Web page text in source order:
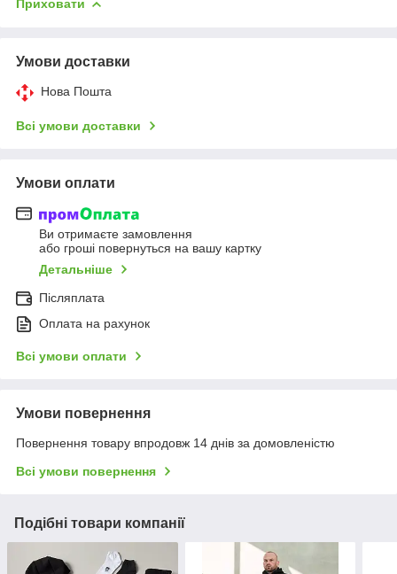
Приховати
Умови доставки
Нова Пошта
Всі умови доставки
Умови оплати
Ви отримаєте замовлення
або гроші повернуться на вашу картку
Детальніше
Післяплата
Оплата на рахунок
Всі умови оплати
Умови повернення
Повернення товару впродовж 14 днів за домовленістю
Всі умови повернення
Подібні товари компанії